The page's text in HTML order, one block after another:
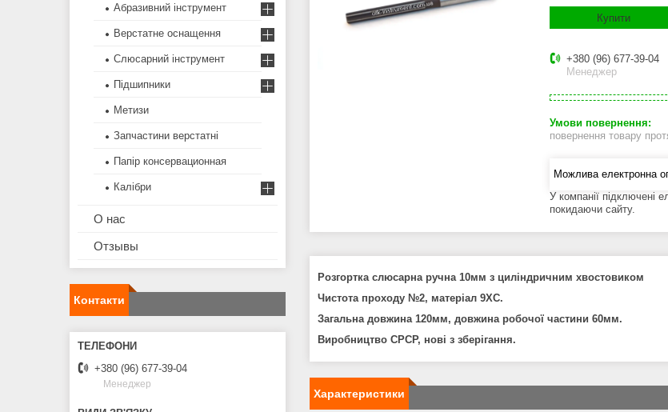
Купити
+380 (96) 677-39-04
Менеджер
повернення товару
У компанії підключені
покидаючи сайту.
Розгортка слюсарна ручна 10мм з циліндричним хвостовиком
Чистота проходу №2, матеріал 9ХС.
Загальна довжина 120мм, довжина робочої частини 60мм.
Виробництво СРСР, нові з зберігання.
Характеристики
Абразивний інструмент
Верстатне оснащення
Слюсарний інструмент
Підшипники
Метизи
Запчастини верстатні
Папір консервационная
Калібри
О нас
Отзывы
Контакти
+380 (96) 677-39-04
Менеджер